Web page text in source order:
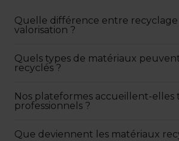
Quelle différence entre
valorisation ?
Quels types de matériaux
recyclés ?
Nos plateformes accueillent-elles
professionnels ?
Que deviennent les matériaux